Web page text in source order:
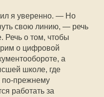
я уверенно. — Но
свою линию, — речь
Речь о том, чтобы
о цифровой
а
школе, где
по-прежнему
работать за